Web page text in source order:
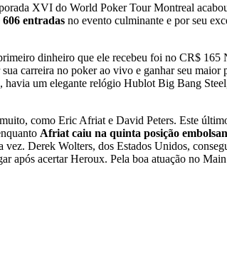
XVI do World Poker Tour Montreal
entradas no evento culminante e por seu
dinheiro que ele recebeu foi no CR$
carreira no poker ao vivo e ganhar seu
havia um elegante relógio Hublot Big Bang
como Eric Afriat e David Peters. Este
Afriat caiu na quinta posição
Derek Wolters, dos Estados Unidos,
acertar Heroux. Pela boa atuação no